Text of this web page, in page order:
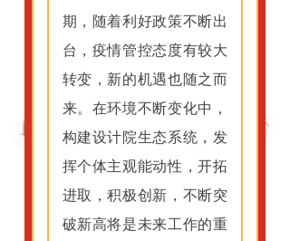
期，随着利好政策不断出
台，疫情管控态度有较大
转变，新的机遇也随之而
来。在环境不断变化中，
构建设计院生态系统，发
挥个体主观能动性，开拓
进取，积极创新，不断突
破新高将是未来工作的重